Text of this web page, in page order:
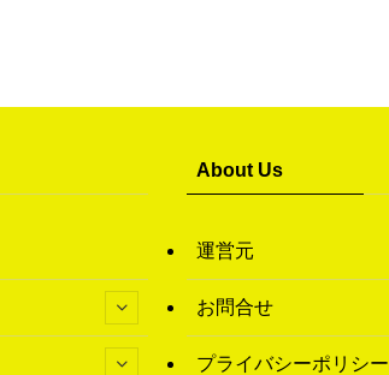
About Us
運営元
お問合せ
プライバシーポリシー